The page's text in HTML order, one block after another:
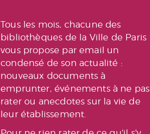
Tous les mois, chacune des
bibliothèques de la Ville de Paris
vous propose par email un
condensé de son actualité :
nouveaux documents à
emprunter, événements à ne pas
rater ou anecdotes sur la vie de
leur établissement.